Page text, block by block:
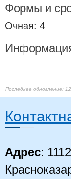
Формы и
Очная: 4
Адрес: